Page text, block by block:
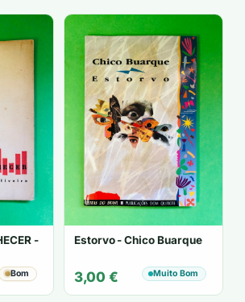
-
Bom
Estorvo - Chico Buarque
3,00 € Muito Bom